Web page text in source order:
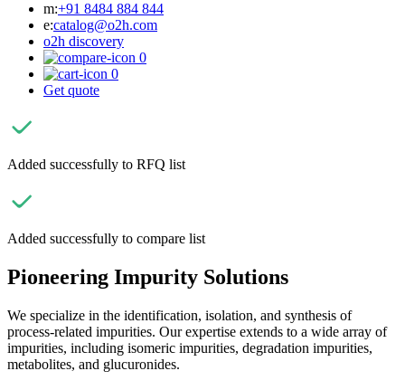
m:+91 8484 884 844
e:catalog@o2h.com
o2h discovery
0
0
Get quote
Added successfully to RFQ list
Added successfully to compare list
Pioneering Impurity Solutions
We specialize in the identification, isolation, and synthesis of
process-related impurities. Our expertise extends to a wide array of
impurities, including isomeric impurities, degradation impurities,
metabolites, and glucuronides.